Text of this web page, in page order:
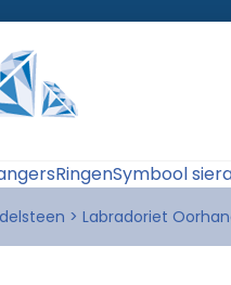
RingenSymbool
> Labradoriet